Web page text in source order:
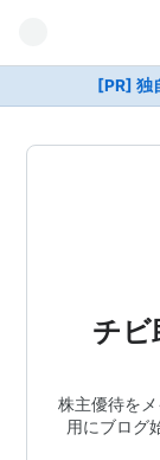
[PR] 独
チビ
株主優待を
用にブログ